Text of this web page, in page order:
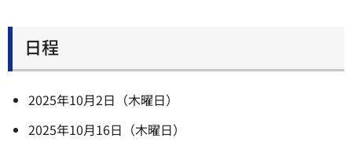
日程
2025年10月2日（木曜日）
2025年10月16日（木曜日）